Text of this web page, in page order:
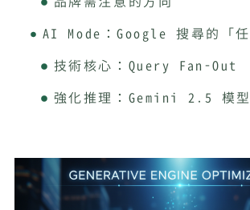
技術核心：Query Fan-Out
強化推理：Gemini 2.5 模型
整合生態系的任務代理人
實際應用範例